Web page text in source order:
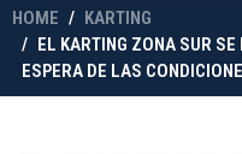
HOME
KARTING
EL KARTING ZONA SUR
ESPERA DE LAS